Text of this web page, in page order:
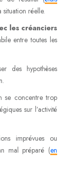
réelle.
les créanciers
entre toutes les
des hypothèses
se concentre trop
sur l’activité
imprévues ou
mal préparé (en